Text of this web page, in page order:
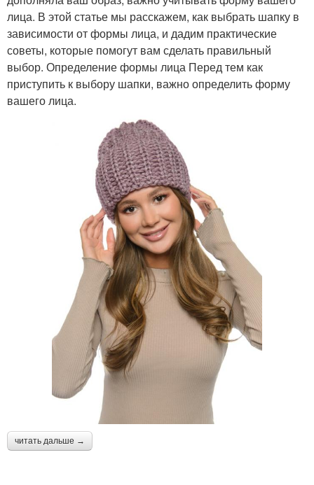
лица. В этой статье мы расскажем, как выбрать шапку в
зависимости от формы лица, и дадим практические
советы, которые помогут вам сделать правильный
выбор. Определение формы лица Перед тем как
приступить к выбору шапки, важно определить форму
вашего лица.
читать дальше →